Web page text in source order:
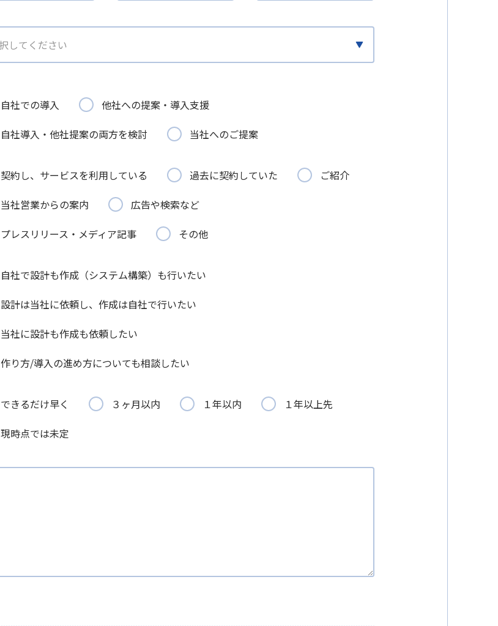
自社での導入
他社への提案・導入支援
自社導入・他社提案の両方を検討
当社へのご提案
契約し、サービスを利用している 過去に契約していた
ご紹介
当社営業からの案内
広告や検索など
プレスリリース・メディア記事
その他
自社で設計も作成（システム構築）も行いたい
設計は当社に依頼し、作成は自社で行いたい
当社に設計も作成も依頼したい
作り方/導入の進め方についても相談したい
できるだけ早く ３ヶ月以内 １年以内
１年以上先
現時点では未定